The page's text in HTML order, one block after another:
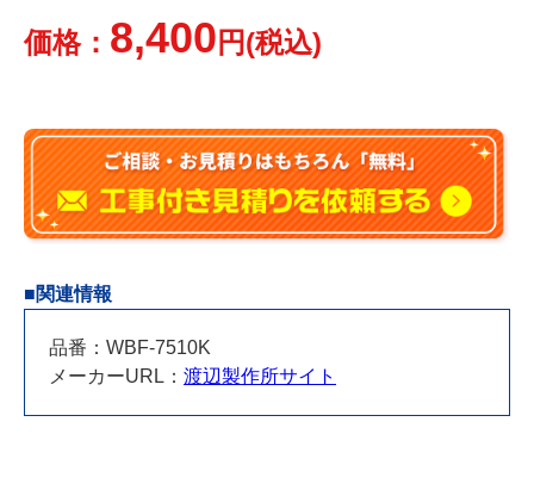
価格： 8,400 円(税込)
■関連情報
品番：WBF-7510K
メーカーURL： 渡辺製作所サイト